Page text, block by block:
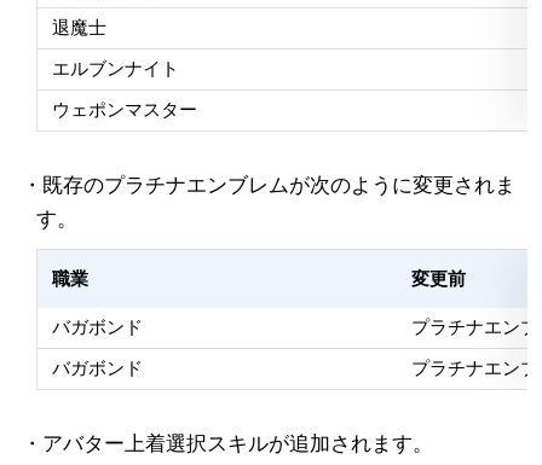
退魔士
エルブンナイト
ウェポンマスター
・既存のプラチナエンブレムが次のように変更されま
す。
職業 変更前
バガボンド プラチナエン
バガボンド プラチナエン
・アバター上着選択スキルが追加されます。